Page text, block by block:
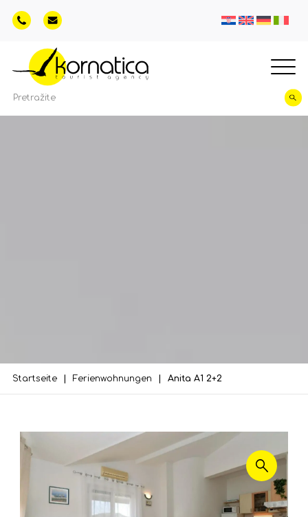
Startseite Ferienwohnungen Anita A1 2+2